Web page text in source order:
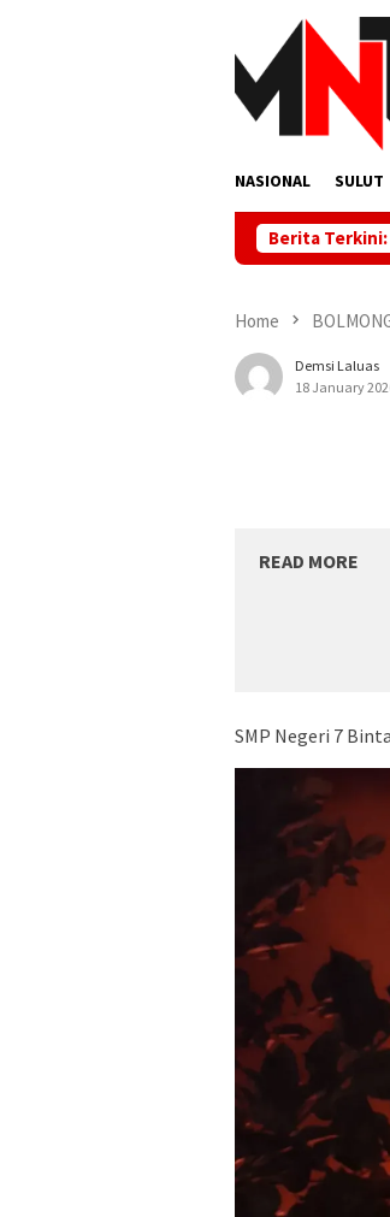
NASIONAL SULUT
Berita Terkini:
Home
Demsi Laluas
18 January
READ MORE
SMP Negeri 7